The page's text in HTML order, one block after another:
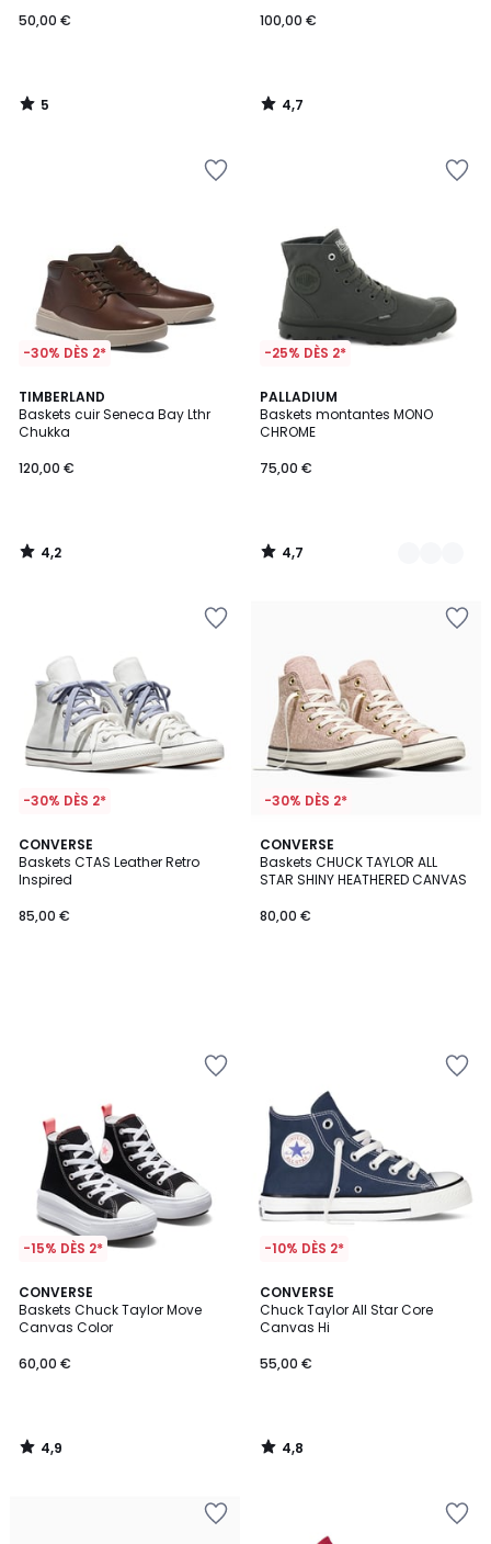
50,00 €
5
/
100,00 €
4,7
/
-30% DÈS 2*
TIMBERLAND
Baskets cuir Seneca Bay Lthr
Chukka
120,00 €
4,2
/ 5
4,2
/
-25% DÈS 2*
PALLADIUM
Baskets montantes MONO
CHROME
75,00 €
4,7
/ 5
3
Couleurs
4,7
/
-30% DÈS 2*
CONVERSE
Baskets CTAS Leather Retro
Inspired
85,00 €
-30% DÈS 2*
CONVERSE
Baskets CHUCK TAYLOR ALL
STAR SHINY HEATHERED CANVAS
80,00 €
-15% DÈS 2*
CONVERSE
Baskets Chuck Taylor Move
Canvas Color
60,00 €
4,9
/ 5
4,9
/
-10% DÈS 2*
CONVERSE
Chuck Taylor All Star Core
Canvas Hi
55,00 €
4,8
/ 5
4,8
/